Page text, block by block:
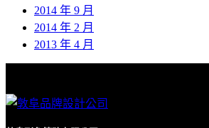
2014 年 9 月
2014 年 2 月
2013 年 4 月